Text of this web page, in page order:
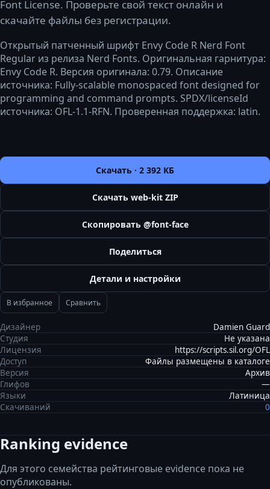
Font License. Проверьте свой текст онлайн и
скачайте файлы без регистрации.
Открытый патченный шрифт Envy Code R Nerd Font
Regular из релиза Nerd Fonts. Оригинальная гарнитура:
Envy Code R. Версия оригинала: 0.79. Описание
источника: Fully-scalable monospaced font designed for
programming and command prompts. SPDX/licenseId
источника: OFL-1.1-RFN. Проверенная поддержка: latin.
Скачать · 2 392 КБ
Скачать web-kit ZIP
Скопировать @font-face
Поделиться
Детали и настройки
В избранное Сравнить
Дизайнер
Damien Guard
Студия
Не указана
Лицензия
https://scripts.sil.org/OFL
Доступ
Файлы размещены в каталоге
Версия
Архив
Глифов
—
Языки
Латиница
Скачиваний
0
Ranking evidence
Для этого семейства рейтинговые evidence пока не
опубликованы.